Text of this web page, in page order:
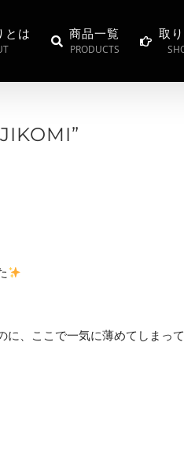
とは 商品一覧
PRODUCTS
取
に、ここで一気に薄めてしまっ